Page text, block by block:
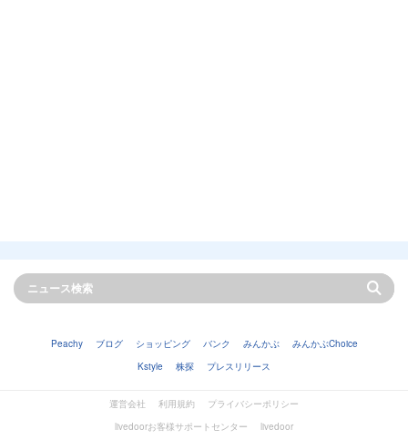
Peachy ブログ ショッピング バンク みんかぶ
みんかぶChoice
Kstyle
株探 プレスリリース
運営会社 利用規約
プライバシーポリシー
livedoorお客様サポートセンター
livedoor